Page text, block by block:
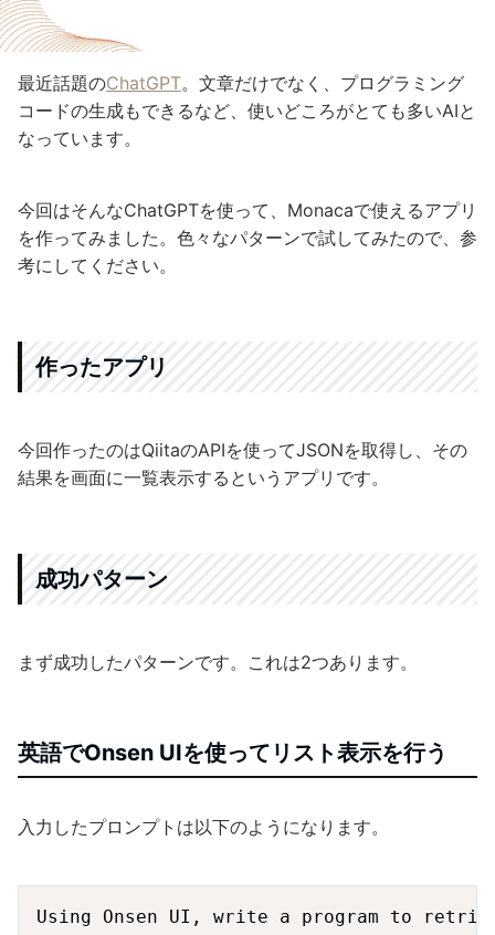
最近話題のChatGPT。文章だけでなく、プログラミング
コードの生成もできるなど、使いどころがとても多いAIと
なっています。
今回はそんなChatGPTを使って、Monacaで使えるアプリ
を作ってみました。色々なパターンで試してみたので、参
考にしてください。
作ったアプリ
今回作ったのはQiitaのAPIを使ってJSONを取得し、その
結果を画面に一覧表示するというアプリです。
成功パターン
まず成功したパターンです。これは2つあります。
英語でOnsen UIを使ってリスト表示を行う
入力したプロンプトは以下のようになります。